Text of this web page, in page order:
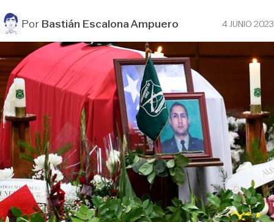
PorBastián Escalona Ampuero 4 JUNIO 2023